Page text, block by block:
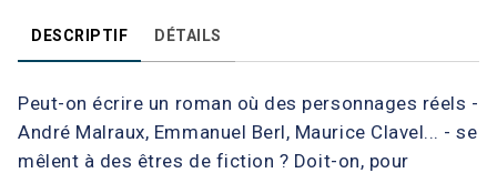
DESCRIPTIF DÉTAILS
Peut-on écrire un roman où des personnages réels -
André Malraux, Emmanuel Berl, Maurice Clavel... - se
mêlent à des êtres de fiction ? Doit-on, pour